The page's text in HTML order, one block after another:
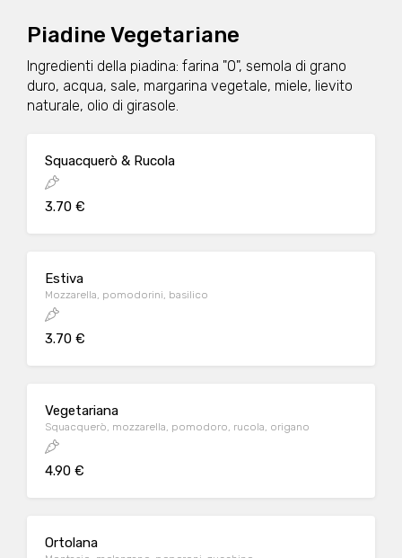
Piadine Vegetariane
Ingredienti della piadina: farina "0", semola di grano
duro, acqua, sale, margarina vegetale, miele, lievito
naturale, olio di girasole.
Squacquerò & Rucola
3.70 €
Estiva
Mozzarella, pomodorini, basilico
3.70 €
Vegetariana
Squacquerò, mozzarella, pomodoro, rucola, origano
4.90 €
Ortolana